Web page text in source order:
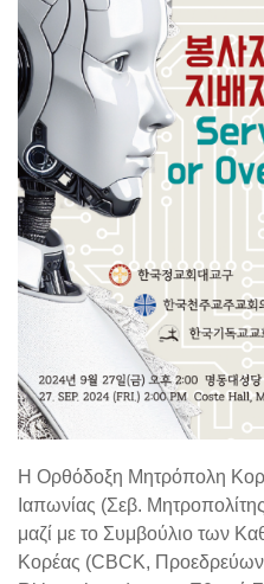
Η Ορθόδοξη Μητρόπολη
Ιαπωνίας (Σεβ.
μαζί με το Συμβούλιο των
Κορέας (CBCK,